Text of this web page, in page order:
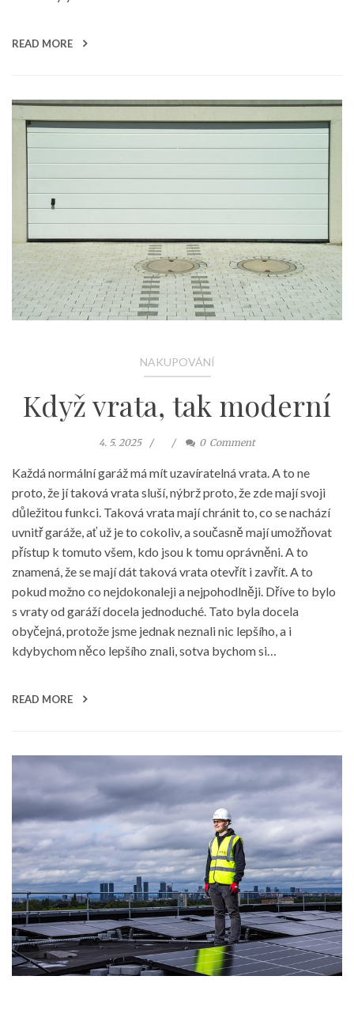
READ MORE
NAKUPOVÁNÍ
Když vrata, tak moderní
4. 5. 2025 0 Comment
Každá normální garáž má mít uzavíratelná vrata. A to ne
proto, že jí taková vrata sluší, nýbrž proto, že zde mají svoji
důležitou funkci. Taková vrata mají chránit to, co se nachází
uvnitř garáže, ať už je to cokoliv, a současně mají umožňovat
přístup k tomuto všem, kdo jsou k tomu oprávněni. A to
znamená, že se mají dát taková vrata otevřít i zavřít. A to
pokud možno co nejdokonaleji a nejpohodlněji. Dříve to bylo
s vraty od garáží docela jednoduché. Tato byla docela
obyčejná, protože jsme jednak neznali nic lepšího, a i
kdybychom něco lepšího znali, sotva bychom si…
READ MORE